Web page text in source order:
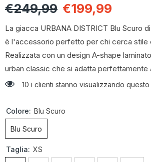
€249,99 €199,99
La giacca URBANA DISTRICT Blu Scuro
è l'accessorio perfetto per chi cerca stile
Realizzata con un design A-shape
urban classic che si adatta perfettamente
10 i clienti stanno visualizzando
Colore: Blu Scuro
Blu Scuro
Taglia: XS